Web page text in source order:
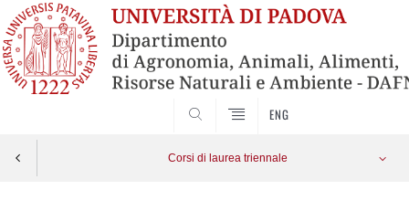
ENG
Corsi di laurea triennale